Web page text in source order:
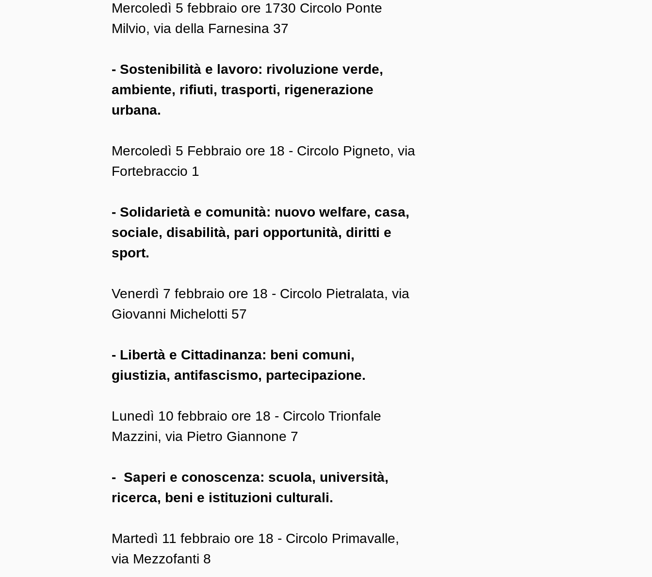
Mercoledì 5 febbraio ore 1730 Circolo Ponte
Milvio, via della Farnesina 37
- Sostenibilità e lavoro: rivoluzione verde,
ambiente, rifiuti, trasporti, rigenerazione
urbana.
Mercoledì 5 Febbraio ore 18 - Circolo Pigneto, via
Fortebraccio 1
- Solidarietà e comunità: nuovo welfare, casa,
sociale, disabilità, pari opportunità, diritti e
sport.
Venerdì 7 febbraio ore 18 - Circolo Pietralata, via
Giovanni Michelotti 57
- Libertà e Cittadinanza: beni comuni,
giustizia, antifascismo, partecipazione.
Lunedì 10 febbraio ore 18 - Circolo Trionfale
Mazzini, via Pietro Giannone 7
-  Saperi e conoscenza: scuola, università,
ricerca, beni e istituzioni culturali.
Martedì 11 febbraio ore 18 - Circolo Primavalle,
via Mezzofanti 8